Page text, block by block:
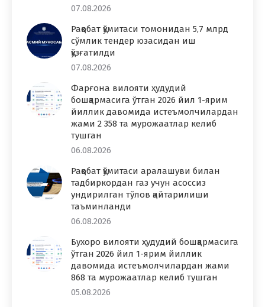
07.08.2026
Рақобат қўмитаси томонидан 5,7 млрд
сўмлик тендер юзасидан иш
қўзғатилди
07.08.2026
Фарғона вилояти ҳудудий
бошқармасига ўтган 2026 йил 1-ярим
йиллик давомида истеъмолчилардан
жами 2 358 та мурожаатлар келиб
тушган
06.08.2026
Рақобат қўмитаси аралашуви билан
тадбиркордан газ учун асоссиз
ундирилган тўлов қайтарилиши
таъминланди
06.08.2026
Бухоро вилояти ҳудудий бошқармасига
ўтган 2026 йил 1-ярим йиллик
давомида истеъмолчилардан жами
868 та мурожаатлар келиб тушган
05.08.2026